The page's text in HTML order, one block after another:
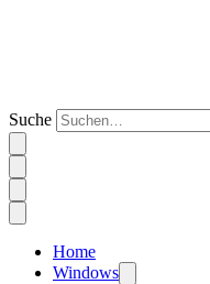
Suche
Home
Windows